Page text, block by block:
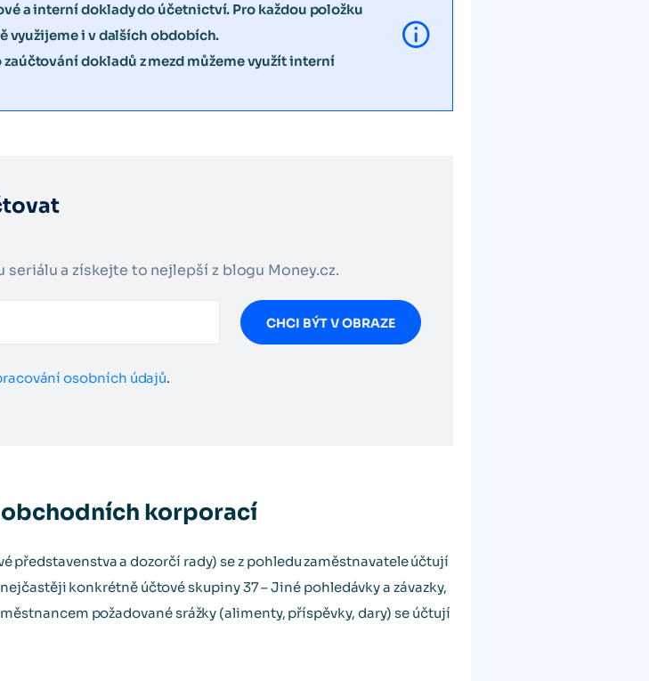
a interní doklady do účetnictví. Pro každou položku
využijeme i v dalších obdobích.
dokladů z mezd můžeme využít interní
a získejte to nejlepší z blogu Money.cz.
CHCI BÝT V OBRAZE
osobních údajů.
korporací
a dozorčí rady) se z pohledu zaměstnavatele účtují
konkrétně účtové skupiny 37 – Jiné pohledávky a závazky,
požadované srážky (alimenty, příspěvky, dary) se účtují